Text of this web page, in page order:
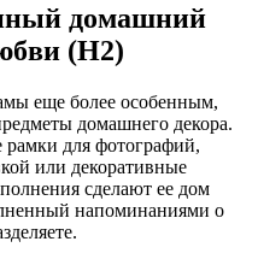
домашний
(H2)
еще более особенным,
домашнего декора.
для фотографий,
или декоративные
сделают ее дом
напоминаниями о